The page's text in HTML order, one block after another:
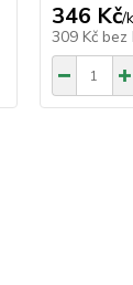
346 Kč/
309 Kč bez